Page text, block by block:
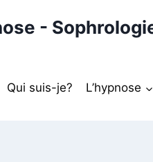
-
Qui suis-je? L’hypnose